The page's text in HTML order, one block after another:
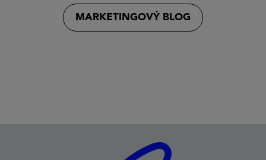
MARKETINGOVÝ BLOG